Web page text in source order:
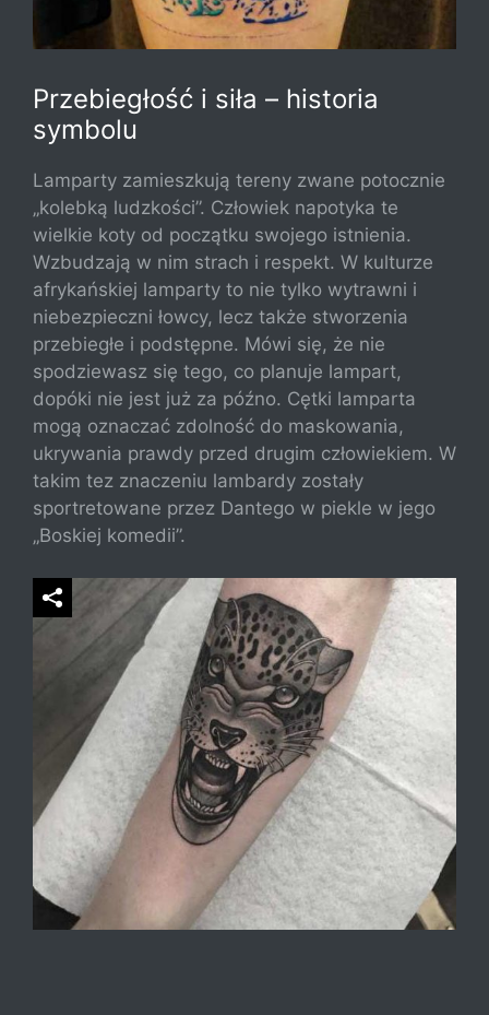
Przebiegłość i siła – historia
symbolu
Lamparty zamieszkują tereny zwane potocznie
„kolebką ludzkości”. Człowiek napotyka te
wielkie koty od początku swojego istnienia.
Wzbudzają w nim strach i respekt. W kulturze
afrykańskiej lamparty to nie tylko wytrawni i
niebezpieczni łowcy, lecz także stworzenia
przebiegłe i podstępne. Mówi się, że nie
spodziewasz się tego, co planuje lampart,
dopóki nie jest już za późno. Cętki lamparta
mogą oznaczać zdolność do maskowania,
ukrywania prawdy przed drugim człowiekiem. W
takim tez znaczeniu lambardy zostały
sportretowane przez Dantego w piekle w jego
„Boskiej komedii”.